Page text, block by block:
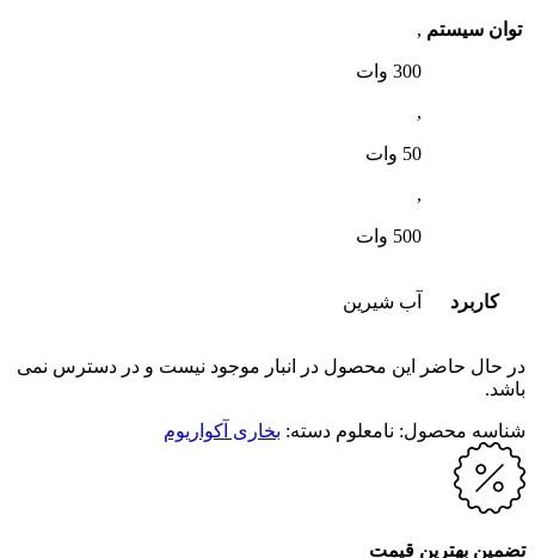
توان سیستم ,
300 وات
,
50 وات
,
500 وات
کاربرد آب شیرین
در حال حاضر این محصول در انبار موجود نیست و در دسترس نمی
باشد.
شناسه محصول: نامعلوم دسته: بخاری آکواریوم
تضمین بهترین قیمت